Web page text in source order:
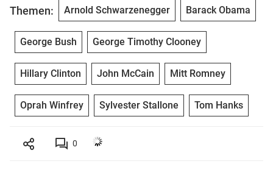
Themen: Arnold Schwarzenegger Barack Obama
George Bush George Timothy Clooney
Hillary Clinton John McCain Mitt Romney
Oprah Winfrey Sylvester Stallone Tom Hanks
0